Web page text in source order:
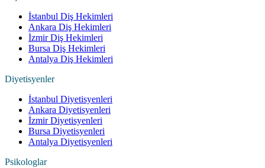
İstanbul Diş Hekimleri
Ankara Diş Hekimleri
İzmir Diş Hekimleri
Bursa Diş Hekimleri
Antalya Diş Hekimleri
Diyetisyenler
İstanbul Diyetisyenleri
Ankara Diyetisyenleri
İzmir Diyetisyenleri
Bursa Diyetisyenleri
Antalya Diyetisyenleri
Psikologlar